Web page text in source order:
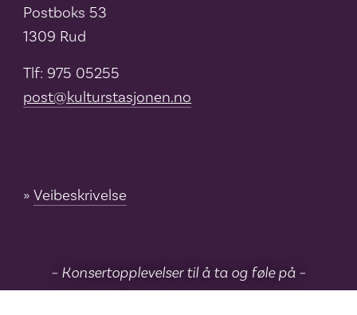
Postboks 53
1309 Rud
Tlf: 975 05255
post@kulturstasjonen.no
Veibeskrivelse
– Konsertopplevelser til å ta og føle på –